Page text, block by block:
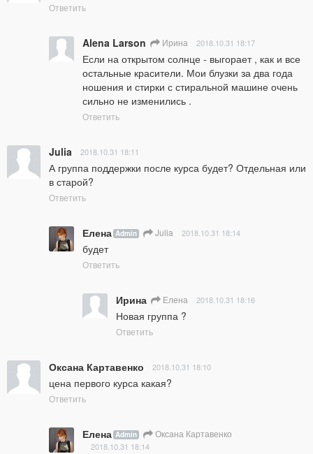
Ответить
Alena Larson Ирина 2018.10.31 18:17
Если на открытом солнце - выгорает , как и все
остальные красители. Мои блузки за два года
ношения и стирки с стиральной машине очень
сильно не изменились .
Ответить
Julia 2018.10.31 18:11
А группа поддержки после курса будет? Отдельная или
в старой?
Ответить
Елена Admin Julia 2018.10.31 18:14
будет
Ответить
Ирина Елена 2018.10.31 18:16
Новая группа ?
Ответить
Оксана Картавенко 2018.10.31 18:10
цена первого курса какая?
Ответить
Елена Admin Оксана Картавенко
2018.10.31 18:14